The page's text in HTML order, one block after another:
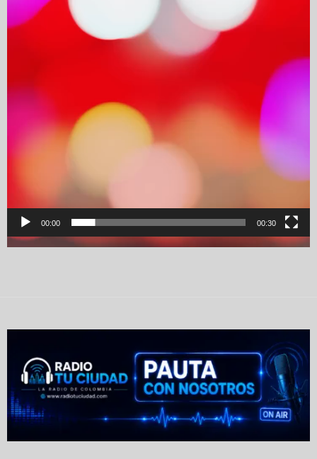
00:00 00:30